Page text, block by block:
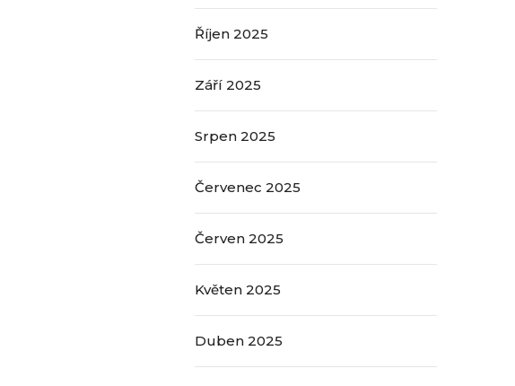
Říjen 2025
Září 2025
Srpen 2025
Červenec 2025
Červen 2025
Květen 2025
Duben 2025